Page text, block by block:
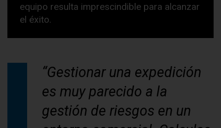
equipo resulta imprescindible para alcanzar
el éxito.
“Gestionar una expedición
es muy parecido a la
gestión de riesgos en un